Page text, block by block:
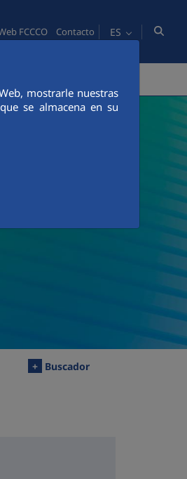
mostrarle nuestras
se almacena en su
FCCCO Contacto ES
+ Buscador